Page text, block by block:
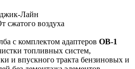
Лайн
сжатого воздуха
с комплектом адаптеров ОВ-1
топливных систем,
и впускного тракта бензиновых и